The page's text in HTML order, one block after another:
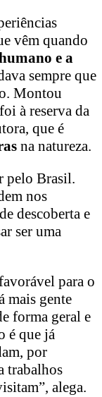
vêm quando
e a
sempre que
Montou
à reserva da
que é
na natureza.
pelo Brasil.
nos
descoberta e
ser uma
para o
mais gente
forma geral e
é que já
por
trabalhos
alega.